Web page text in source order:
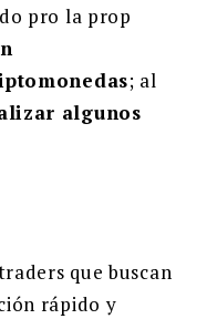
pro la prop
; al
algunos
que buscan
rápido y